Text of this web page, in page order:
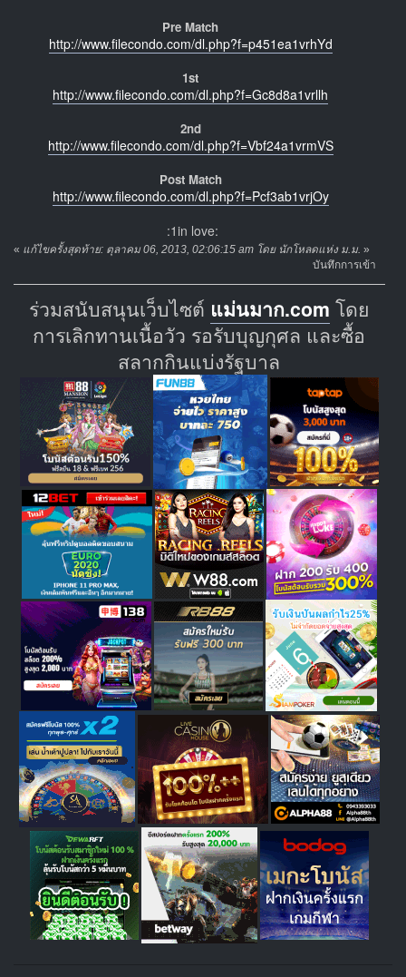
Pre Match
http://www.filecondo.com/dl.php?f=p451ea1vrhYd
1st
http://www.filecondo.com/dl.php?f=Gc8d8a1vrllh
2nd
http://www.filecondo.com/dl.php?f=Vbf24a1vrmVS
Post Match
http://www.filecondo.com/dl.php?f=Pcf3ab1vrjOy
:1in love:
« แก้ไขครั้งสุดท้าย: ตุลาคม 06, 2013, 02:06:15 am โดย นักโหลดแห่ง ม.ม. »
บันทึกการเข้า
ร่วมสนับสนุนเว็บไซต์ แม่นมาก.com โดย
การเลิกทานเนื้อวัว รอรับบุญกุศล และซื้อ
สลากกินแบ่งรัฐบาล